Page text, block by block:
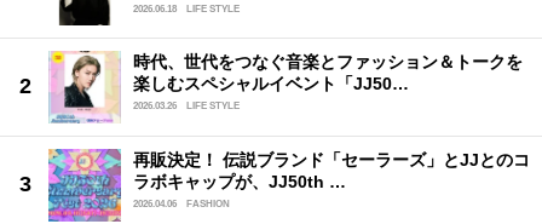
2026.06.18
LIFE STYLE
時代、世代をつなぐ音楽とファッション＆トークを
楽しむスペシャルイベント「JJ50…
2026.03.26 LIFE STYLE
再販決定！ 伝説ブランド「セーラーズ」とJJとのコ
ラボキャップが、JJ50th …
2026.04.06 FASHION